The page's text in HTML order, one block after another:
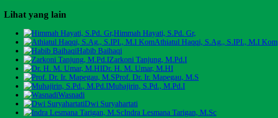
Lihat yang lain
Himmah Hayati, S.Pd. Gr,
Athiatul Haqqi, S.Ag., S.IPI., M.I Kom
Habib Baihaqi
Zarkoni Tanjung, M.Pd.I
Dr. H. M. Umar, M.HI
Prof. Dr. Ir. Mapegau, M.S
Muhajirin, S.Pd., M.Pd.I
Wasnadi
Dwi Suryahartati
Indra Lesmana Tarigan, M.Sc